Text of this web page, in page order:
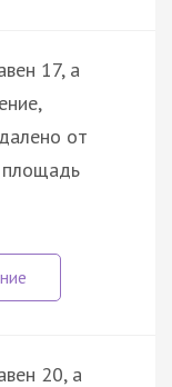
17, а
от
площадь
20, а